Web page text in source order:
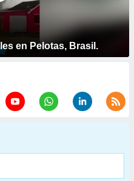
en Pelotas, Brasil.